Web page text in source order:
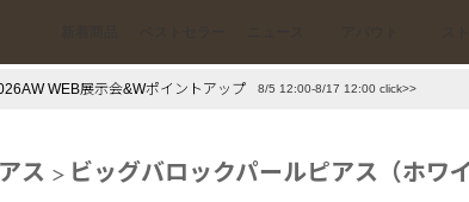
パールアクセ） ＃写真映えアクセ
WEB展示会&Wポイントアップ 8/5 12:00-8/17 12:00 click>>
ス ビッグバロックパールピアス（ホワイ